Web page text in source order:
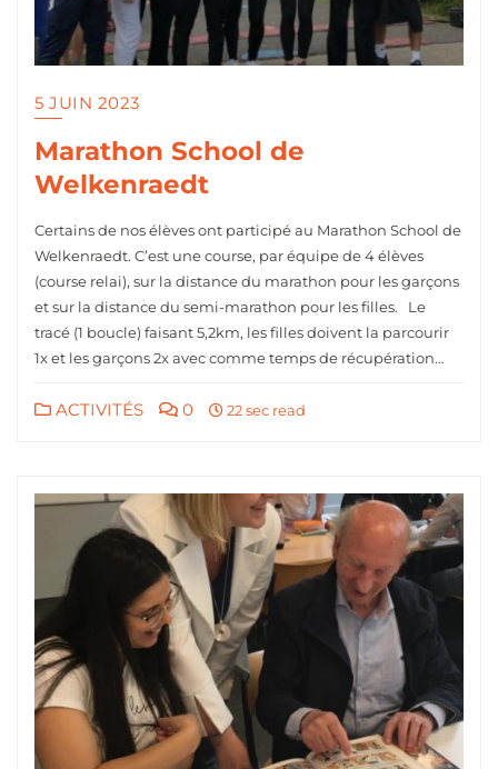
5 JUIN 2023
Marathon School de
Welkenraedt
Certains de nos élèves ont participé au Marathon School de
Welkenraedt. C’est une course, par équipe de 4 élèves
(course relai), sur la distance du marathon pour les garçons
et sur la distance du semi-marathon pour les filles. Le
tracé (1 boucle) faisant 5,2km, les filles doivent la parcourir
1x et les garçons 2x avec comme temps de récupération…
ACTIVITÉS 0 22 sec read